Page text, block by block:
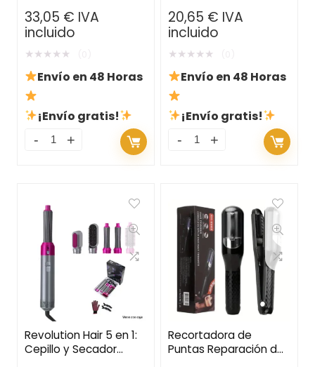
Pantalla Táctil, 3
Aumentos y Rotación
Ajustable
33,05 € IVA
incluido
★★★★★
Envío en 48 Horas
¡Envío gratis!
Diseño Transpirable y
Alivio de Presión
20,65 € IVA
incluido
★★★★★
Envío en 48 Horas
¡Envío gratis!
Revolution Hair 5 en 1:
Cepillo y Secador
Recortadora de
Puntas Reparación de